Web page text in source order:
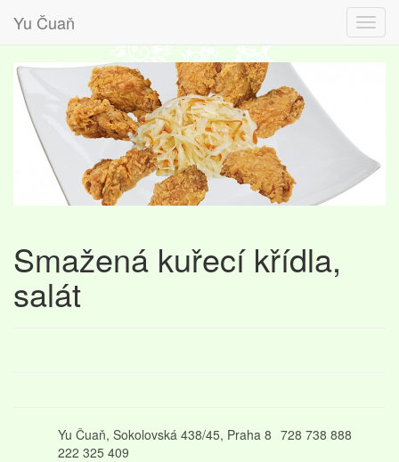
Yu Čuaň
Smažená kuřecí křídla,
salát
Yu Čuaň, Sokolovská 438/45, Praha 8 728 738 888
222 325 409